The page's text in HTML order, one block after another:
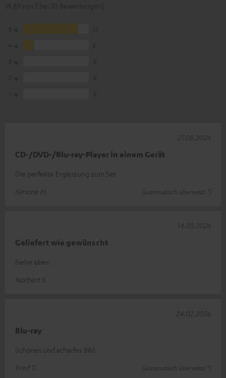
CD-/DVD-/Blu-ray-Player in einem Gerät
Die perfekte Ergänzung zum Set
Simone H.
(automatisch übersetzt *)
27.06.2026
Geliefert wie gewünscht
Siehe oben
Norbert S.
14.05.2026
Blu-ray
Schönes und scharfes Bild.
Fred T.
(automatisch übersetzt *)
24.02.2026